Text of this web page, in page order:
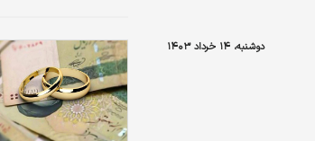
دوشنبه، ۱۴ خرداد ۱۴۰۳